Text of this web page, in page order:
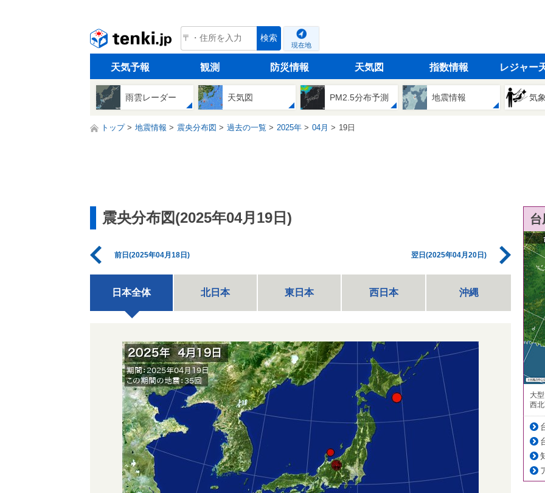
tenki.jp 検索
現在地
天気予報 観測 防災情報 天気図 指数情報 レジャー
雨雲レーダー 天気図 PM2.5分布予測 地震情報 気
トップ 地震情報 震央分布図 過去の一覧 2025年 04月 19日
震央分布図(2025年04月19日)
前日(2025年04月18日) 翌日(2025年04月20日)
日本全体 北日本 東日本 西日本 沖縄
大
西